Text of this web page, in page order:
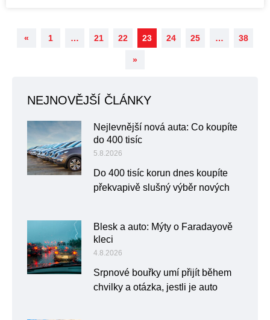
« 1 … 21 22 23 24 25 … 38
»
NEJNOVĚJŠÍ ČLÁNKY
Nejlevnější nová auta: Co koupíte
do 400 tisíc
5.8.2026
Do 400 tisíc korun dnes koupíte
překvapivě slušný výběr nových
Blesk a auto: Mýty o Faradayově
kleci
4.8.2026
Srpnové bouřky umí přijít během
chvilky a otázka, jestli je auto